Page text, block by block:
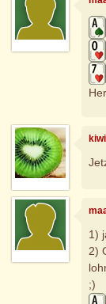
1)
2)
;)